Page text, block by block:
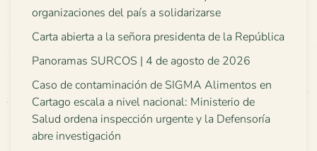
organizaciones del país a solidarizarse
Carta abierta a la señora presidenta de la República
Panoramas SURCOS | 4 de agosto de 2026
Caso de contaminación de SIGMA Alimentos en
Cartago escala a nivel nacional: Ministerio de
Salud ordena inspección urgente y la Defensoría
abre investigación